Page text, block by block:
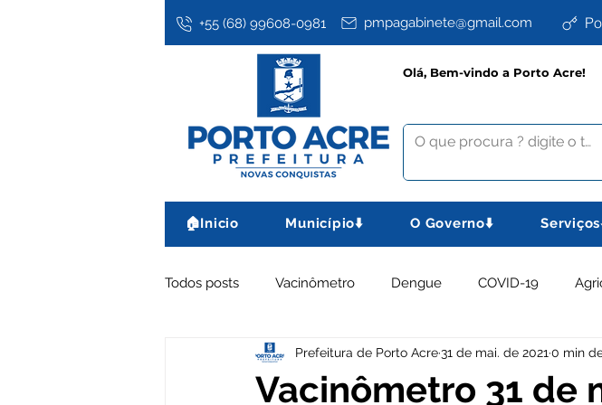
+55 (68) 99608-0981 pmpagabinete@gmail.com
Olá, Bem-vindo a Porto Acre!
🏠Inicio Município⬇️ O Governo⬇️
Todos posts Vacinômetro Dengue COVID-19
Assistência Social Datas comemorativas Educação e
Vacinômetro 31 de
Prefeitura de Porto Acre31 de mai. de 2021 0 min